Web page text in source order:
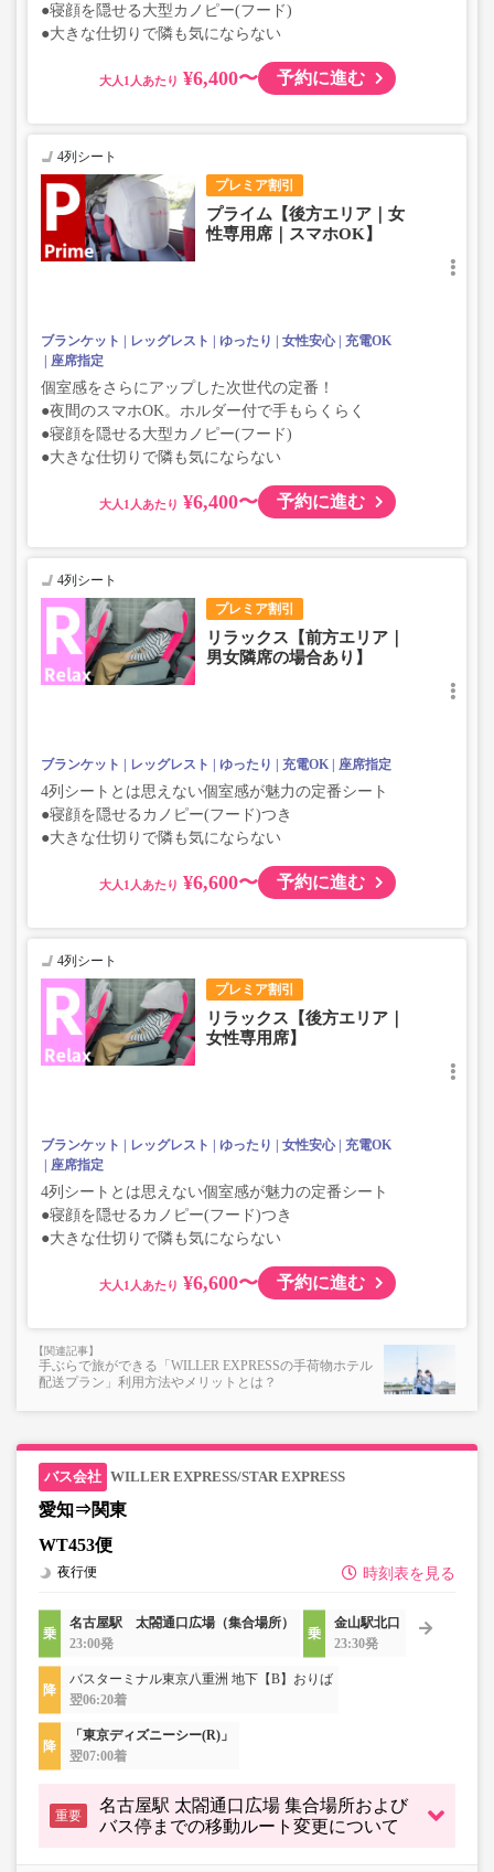
●寝顔を隠せる大型カノピー(フード)
●大きな仕切りで隣も気にならない
大人 ¥6,400〜 予約に進む
プレミア割引
4列シート
プライム【後方エリア｜女
性専用席｜スマホOK】
ブランケット レッグレスト ゆったり 女性安心
充電OK
座席指定
個室感をさらにアップした次世代の定番！
●夜間のスマホOK。ホルダー付で手もらくらく
●寝顔を隠せる大型カノピー(フード)
●大きな仕切りで隣も気にならない
大人 ¥6,400〜 予約に進む
プレミア割引
4列シート
リラックス【前方エリア｜
男女隣席の場合あり】
ブランケット レッグレスト ゆったり 充電OK 座席指定
4列シートとは思えない個室感が魅力の定番シート
●寝顔を隠せるカノピー(フード)つき
●大きな仕切りで隣も気にならない
大人 ¥6,600〜 予約に進む
プレミア割引
4列シート
リラックス【後方エリア｜
女性専用席】
ブランケット レッグレスト ゆったり 女性安心
充電OK
座席指定
4列シートとは思えない個室感が魅力の定番シート
●寝顔を隠せるカノピー(フード)つき
●大きな仕切りで隣も気にならない
大人 ¥6,600〜 予約に進む
手ぶらで旅ができる「WILLER EXPRESSの手荷物ホテル
配送プラン」利用方法やメリットとは？
WILLER EXPRESS/STAR EXPRESS
愛知⇒関東
WT453便
時刻表を見る
夜行便
名古屋駅 太閤通口広場（集合場所）
23:00発
金山駅北口
23:30発
バスターミナル東京八重洲 地下【B】おりば
翌06:20着
「東京ディズニーシー(R)」
翌07:00着
重要
名古屋駅 太閤通口広場 集合場所および
バス停までの移動ルート変更について